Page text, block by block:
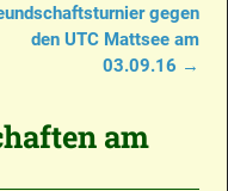
gegen
den UTC Mattsee am
03.09.16 →
am